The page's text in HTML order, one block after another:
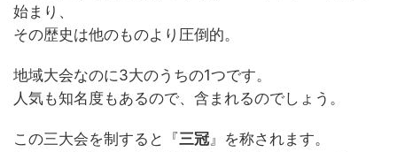
始まり、
その歴史は他のものより圧倒的。
地域大会なのに3大のうちの1つです。
人気も知名度もあるので、含まれるのでしょう。
この三大会を制すると『三冠』を称されます。